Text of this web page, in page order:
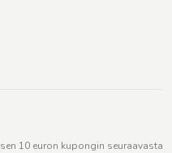
10 euron kupongin seuraavasta